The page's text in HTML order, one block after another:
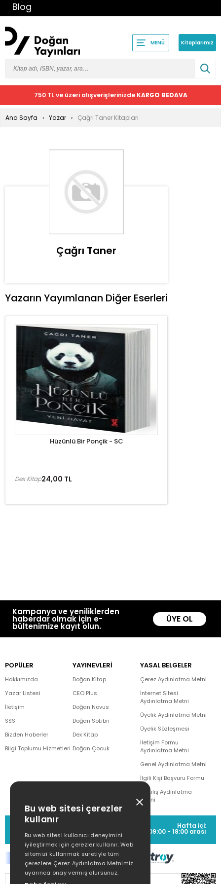
Blog
MENÜ Kitaplarımız
750 TL ve üzeri alışverişlerinizde KARGO BEDAVA
Ana Sayfa Yazar Çağrı Taner Kitapları
Çağrı Taner
Yazarın Yayımlanan Diğer Eserleri
Hüzünlü Bir Ponçik - SC
24,00 TL
Dex Kitap
Kampanya ve yeniliklerden
haberdar olmak için e-
bültenimize kayıt olun.
ÜYE OL
POPÜLER
Hakkımızda
Yazar Listesi
İletişim
SSS
Bizden Haberler
Bilgi Toplumu Hizmetleri
YAYINEVLERİ
Doğan Kitap
CEO Plus
Doğan Novus
Doğan SoLibri
Dex Kitap
Doğan Çocuk
YASAL BELGELER
Çerez Aydınlatma Metni
İnternet Sitesi
Aydınlatma Metni
Üyelik Aydınlatma Metni
Üyelik Sözleşmesi
İletişim Formu
Aydınlatma Metni
Genel Aydınlatma Metni
İlgili Kişi Başvuru Formu
Çekiliş Aydınlatma
Metni
MÜŞTERİ HİZMETLERİ
(0212) 373 77 00
Hafta içi:
09:00 - 18:00 arası
Bu web sitesi çerezler
kullanır
Bu web sitesi kullanıcı deneyimini
iyileştirmek için çerezler kullanır. Web
sitemizi kullanmak suretiyle tüm
çerezlere Çerez Aydınlatma Metnimiz
uyarınca onay vermiş olursunuz.